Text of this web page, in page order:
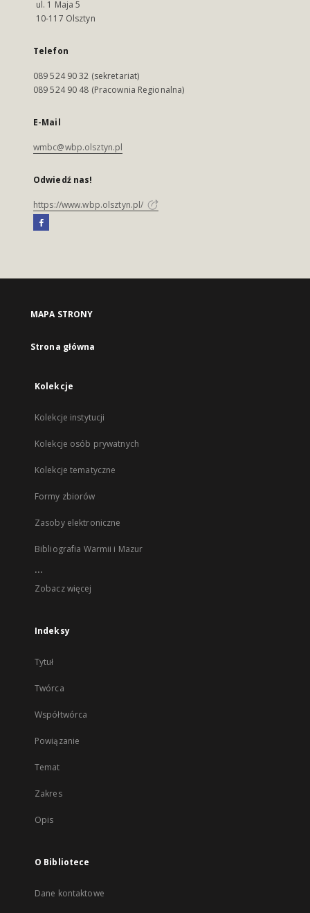
ul. 1 Maja 5
10-117 Olsztyn
Telefon
089 524 90 32 (sekretariat)
089 524 90 48 (Pracownia Regionalna)
E-Mail
wmbc@wbp.olsztyn.pl
Odwiedź nas!
https://www.wbp.olsztyn.pl/
MAPA STRONY
Strona główna
Kolekcje
Kolekcje instytucji
Kolekcje osób prywatnych
Kolekcje tematyczne
Formy zbiorów
Zasoby elektroniczne
Bibliografia Warmii i Mazur
...
Zobacz więcej
Indeksy
Tytuł
Twórca
Współtwórca
Powiązanie
Temat
Zakres
Opis
O Bibliotece
Dane kontaktowe